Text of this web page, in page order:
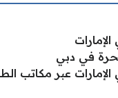
في دبي
عبر مكاتب